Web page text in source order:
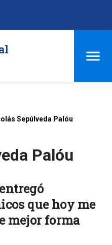
Sepúlveda Palóu
Palóu
que hoy me
mejor forma